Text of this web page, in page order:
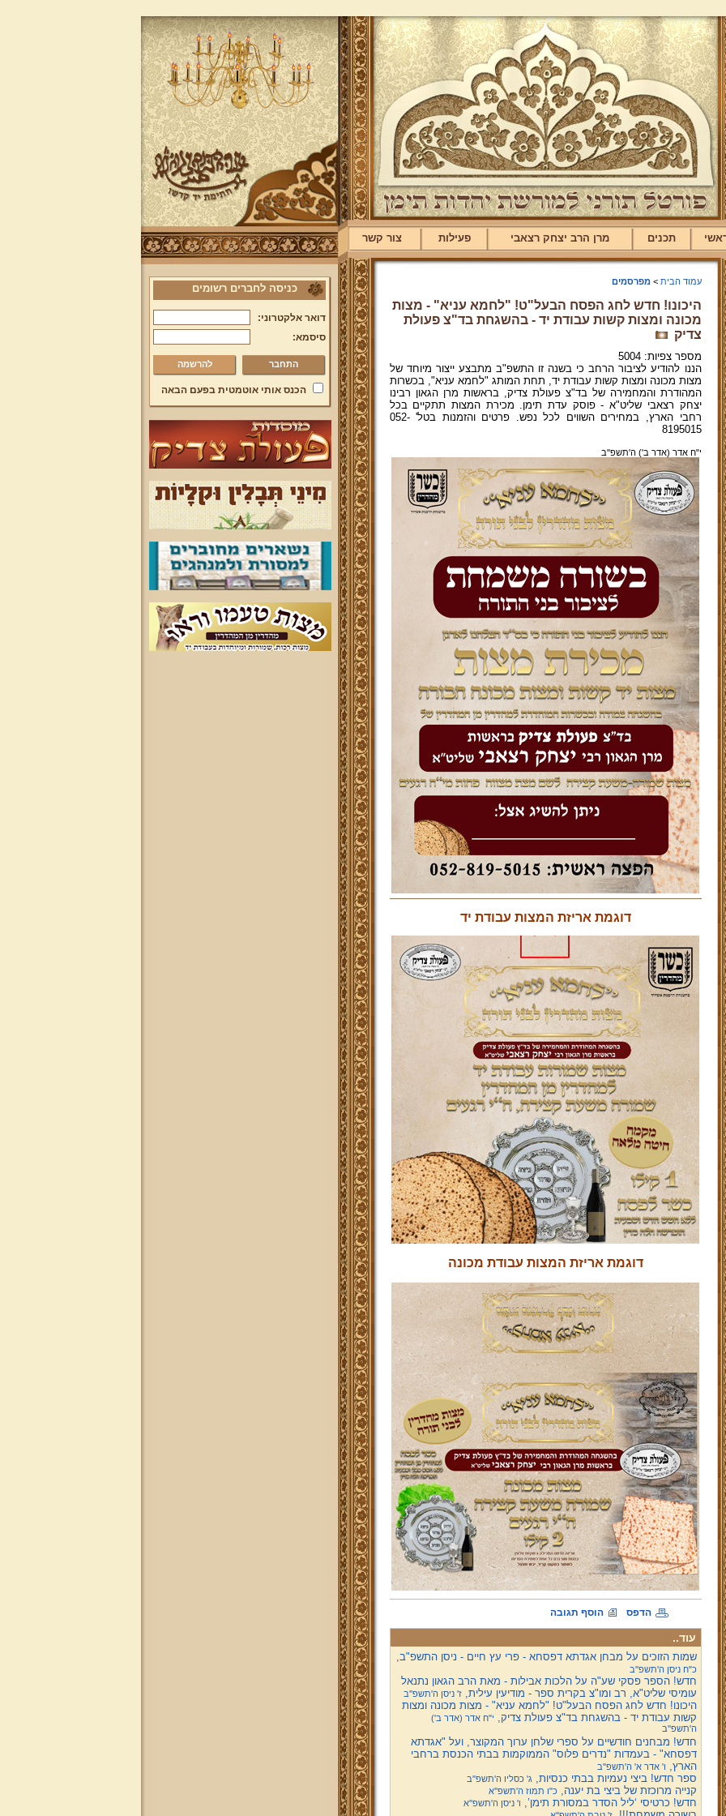
תכנים מרן הרב יצחק רצאבי פעילות צור קשר
עמוד הבית >מפרסמים
היכונו! חדש לחג הפסח הבעל"ט! "לחמא עניא" - מצות
מכונה ומצות קשות עבודת יד - בהשגחת בד"צ פעולת
צדיק
מספר צפיות: 5004
הננו להודיע לציבור הרחב כי בשנה זו התשפ"ב מתבצע ייצור מיוחד של
מצות מכונה ומצות קשות עבודת יד, תחת המותג "לחמא עניא", בכשרות
המהודרת והמחמירה של בד"צ פעולת צדיק, בראשות מרן הגאון רבינו
יצחק רצאבי שליט"א - פוסק עדת תימן. מכירת המצות תתקיים בכל
רחבי הארץ, במחירים השווים לכל נפש. פרטים והזמנות בטל' 052-
8195015
י"ח אדר (אדר ב') ה'תשפ''ב
דוגמת אריזת המצות עבודת יד
דוגמת אריזת המצות עבודת מכונה
הדפס הוסף תגובה
עוד..
שמות הזוכים על מבחן אגדתא דפסחא - פרי עץ חיים - ניסן התשפ"ב,
כ"ח ניסן ה'תשפ''ב
חדש! הספר פסקי שע"ה על הלכות אבילות - מאת הרב הגאון נתנאל
עומיסי שליט"א, רב ומו"צ בקרית ספר - מודיעין עילית,ז' ניסן ה'תשפ''ב
היכונו! חדש לחג הפסח הבעל"ט! "לחמא עניא" - מצות מכונה ומצות
קשות עבודת יד - בהשגחת בד"צ פעולת צדיק, י"ח אדר (אדר ב')
ה'תשפ''ב
חדש! מבחנים חודשיים על ספרי שלחן ערוך המקוצר, ועל "אגדתא
דפסחא" - בעמדות "נדרים פלוס" הממוקמות בבתי הכנסת ברחבי
הארץ, ו' אדר א' ה'תשפ''ב
ספר חדש! ביצי נעמיות בבתי כנסיות,ג' כסליו ה'תשפ''ב
קנייה מרוכזת של ביצי בת יענה,כ"ו תמוז ה'תשפ''א
חדש! כרטיסי ‘ליל הסדר במסורת תימן’, ו' ניסן ה'תשפ''א
כניסה לחברים רשומים
דואר אלקטרוני:
סיסמא:
להרשמה
הכנס אותי אוטמטית בפעם הבאה